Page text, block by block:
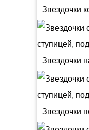
Звездочки
Звездочки
Звездочки